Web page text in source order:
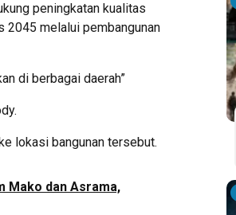
peningkatan kualitas
2045 melalui pembangunan
di berbagai daerah”
lokasi bangunan tersebut.
Mako dan Asrama,